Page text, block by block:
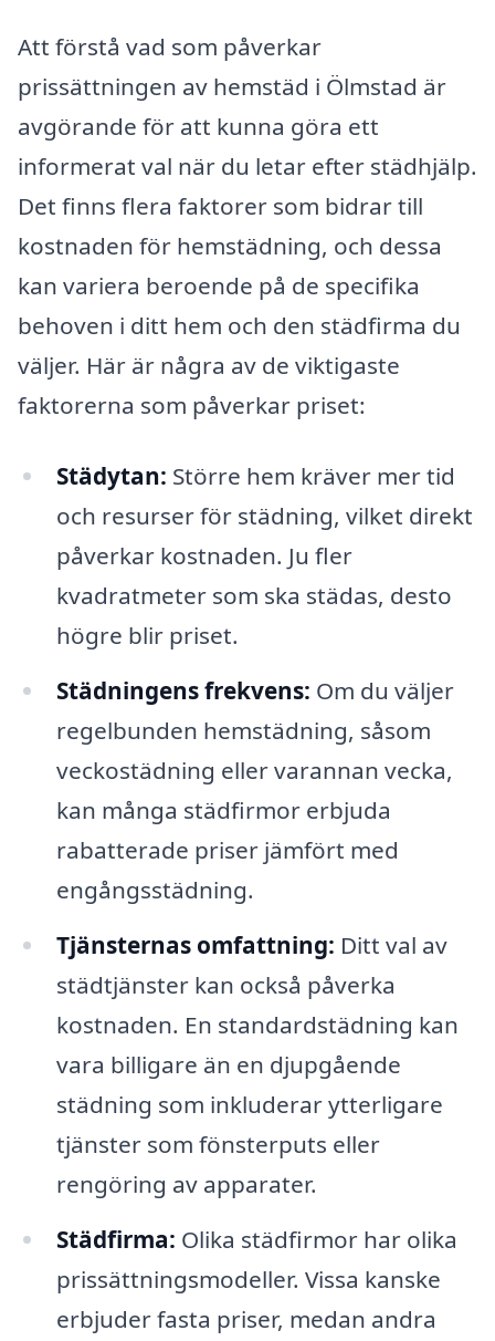
Att förstå vad som påverkar
prissättningen av hemstäd i Ölmstad är
avgörande för att kunna göra ett
informerat val när du letar efter städhjälp.
Det finns flera faktorer som bidrar till
kostnaden för hemstädning, och dessa
kan variera beroende på de specifika
behoven i ditt hem och den städfirma du
väljer. Här är några av de viktigaste
faktorerna som påverkar priset:
Städytan: Större hem kräver mer tid
och resurser för städning, vilket direkt
påverkar kostnaden. Ju fler
kvadratmeter som ska städas, desto
högre blir priset.
Städningens frekvens: Om du väljer
regelbunden hemstädning, såsom
veckostädning eller varannan vecka,
kan många städfirmor erbjuda
rabatterade priser jämfört med
engångsstädning.
Tjänsternas omfattning: Ditt val av
städtjänster kan också påverka
kostnaden. En standardstädning kan
vara billigare än en djupgående
städning som inkluderar ytterligare
tjänster som fönsterputs eller
rengöring av apparater.
Städfirma: Olika städfirmor har olika
prissättningsmodeller. Vissa kanske
erbjuder fasta priser, medan andra